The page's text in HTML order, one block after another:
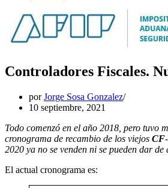
Controladores Fiscales.
porJorge Sosa Gonzalez
10 septiembre, 2021
Todo comenzó en el año 2018, pero tuvo
cronograma de recambio de los viejos CF
2020 ya no se venden ni se pueden dar
El actual cronograma es: